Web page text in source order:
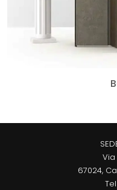
Via
67024,
Tel